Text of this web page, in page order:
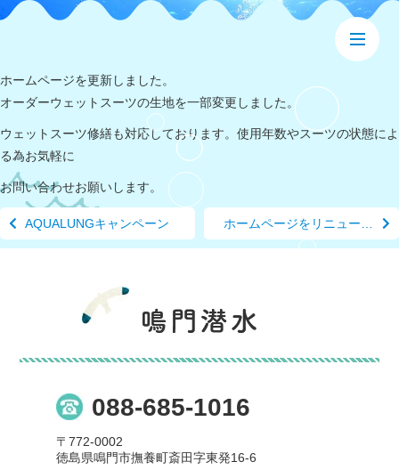
ホームページを更新しました。
オーダーウェットスーツの生地を一部変更しました。
ウェットスーツ修繕も対応しております。使用年数やスーツの状態によ
る為お気軽に
お問い合わせお願いします。
AQUALUNGキャンペーン
088-685-1016
〒772-0002
徳島県鳴門市撫養町斎田字東発16-6